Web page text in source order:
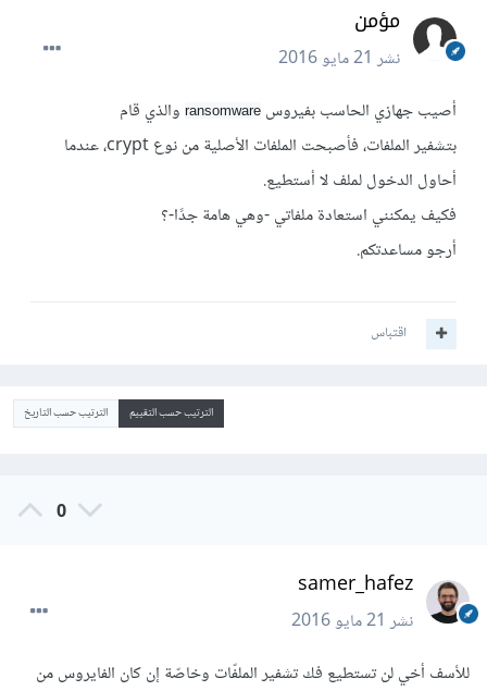
مؤمن
نشر21 مايو 2016
أصيب جهازي الحاسب بفيروس ransomwareوالذي قام
بتشفير الملفات، فأصبحت الملفات الأصلية من نوع crypt، عندما
أحاول الدخول لملف لا أستطيع.
فكيف يمكنني استعادة ملفاتي -وهي هامة جدًا-؟
أرجو مساعدتكم.
اقتباس
الترتيب حسب التقييم الترتيب حسب التاريخ
0
samer_hafez
نشر21 مايو 2016
للأسف أخي لن تستطيع فك تشفير الملفّات وخاصّة إن كان الفايروس من